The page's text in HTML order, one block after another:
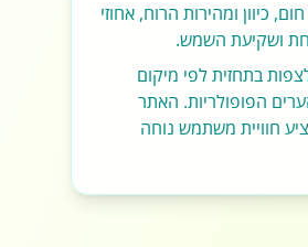
כיוון ומהירות הרוח, אחוזי
ושקיעת השמש.
בתחזית לפי מיקום
הפופולריות. האתר
חוויית משתמש נוחה